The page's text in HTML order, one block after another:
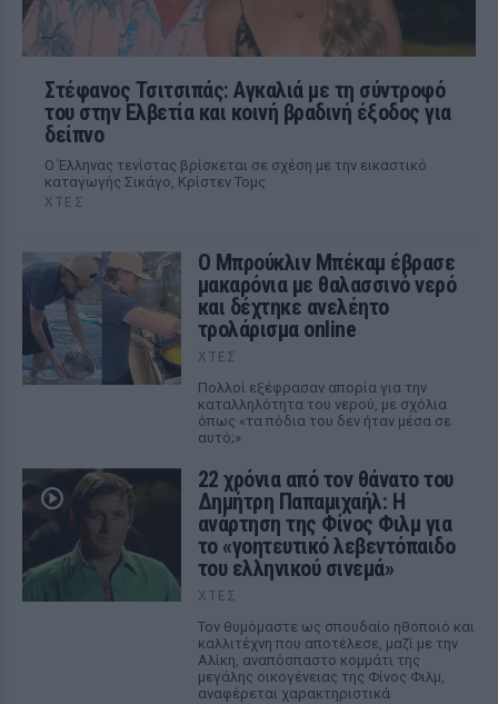
Στέφανος Τσιτσιπάς: Αγκαλιά με τη σύντροφό
του στην Ελβετία και κοινή βραδινή έξοδος για
δείπνο
Ο Έλληνας τενίστας βρίσκεται σε σχέση με την εικαστικό
καταγωγής Σικάγο, Κρίστεν Τομς
ΧΤΕΣ
Ο Μπρούκλιν Μπέκαμ έβρασε
μακαρόνια με θαλασσινό νερό
και δέχτηκε ανελέητο
τρολάρισμα online
ΧΤΕΣ
Πολλοί εξέφρασαν απορία για την
καταλληλότητα του νερού, με σχόλια
όπως «τα πόδια του δεν ήταν μέσα σε
αυτό;»
22 χρόνια από τον θάνατο του
Δημήτρη Παπαμιχαήλ: Η
ανάρτηση της Φίνος Φιλμ για
το «γοητευτικό λεβεντόπαιδο
του ελληνικού σινεμά»
ΧΤΕΣ
Τον θυμόμαστε ως σπουδαίο ηθοποιό και
καλλιτέχνη που αποτέλεσε, μαζί με την
Αλίκη, αναπόσπαστο κομμάτι της
μεγάλης οικογένειας της Φίνος Φιλμ,
αναφέρεται χαρακτηριστικά